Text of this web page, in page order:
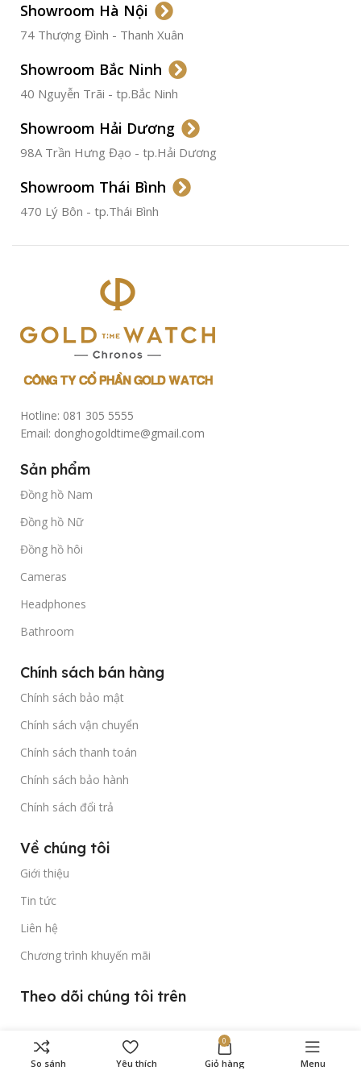
CHỐNG NƯỚC
Showroom Hà Nội
74 Thượng Đình - Thanh Xuân
Showroom Bắc Ninh
40 Nguyễn Trãi - tp.Bắc Ninh
Showroom Hải Dương
98A Trần Hưng Đạo - tp.Hải Dương
Showroom Thái Bình
470 Lý Bôn - tp.Thái Bình
Hotline: 081 305 5555
Email: donghogoldtime@gmail.com
Sản phẩm
Đồng hồ Nam
Đồng hồ Nữ
Đồng hồ hôi
Cameras
Headphones
Bathroom
Chính sách bán hàng
Chính sách bảo mật
Chính sách vận chuyển
Chính sách thanh toán
Chính sách bảo hành
Chính sách đổi trả
Về chúng tôi
Giới thiệu
Tin tức
Liên hệ
Chương trình khuyến mãi
Theo dõi chúng tôi trên
Bản quyền thuộc về Gold Time Watch © 2023.
So sánh Yêu thích
0
Giỏ hàng Menu